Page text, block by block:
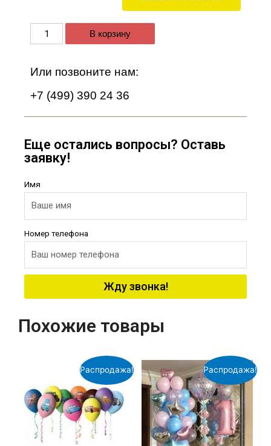
В корзину
Или позвоните нам:
+7 (499) 390 24 36
Еще остались вопросы? Оставь
заявку!
Имя
Номер телефона
Жду звонка!
Похожие товары
Распродажа! Распродажа!